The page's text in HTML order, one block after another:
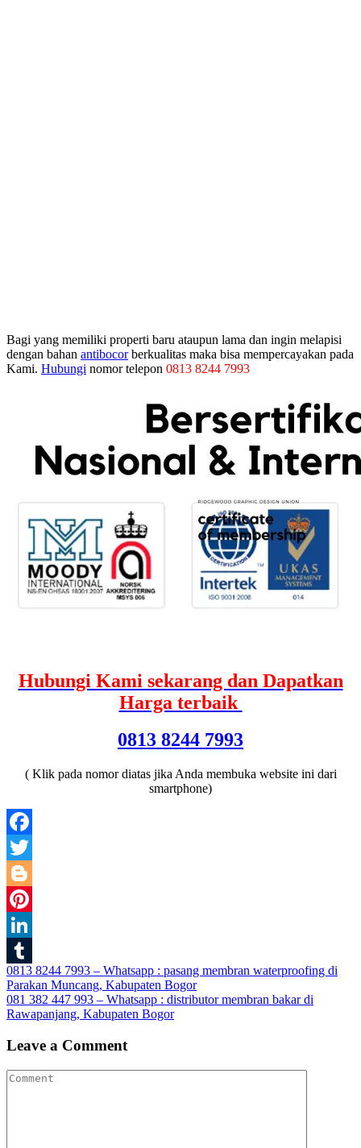
Bagi yang memiliki properti baru ataupun lama dan ingin melapisi
dengan bahan antibocorberkualitas maka bisa mempercayakan pada
Kami. Hubungi nomor telepon 0813 8244 7993
Hubungi Kami sekarang dan Dapatkan
Harga terbaik
0813 8244 7993
( Klik pada nomor diatas jika Anda membuka website ini dari
smartphone)
Facebook
Twitter
Blogger
Pinterest
LinkedIn
Tumblr
Post
navigation
0813 8244 7993 – Whatsapp : pasang membran waterproofing di
Parakan Muncang, Kabupaten Bogor
081 382 447 993 – Whatsapp : distributor membran bakar di
Rawapanjang, Kabupaten Bogor
Leave a Comment